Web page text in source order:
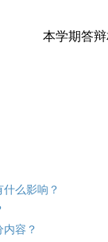
么影响？
容？